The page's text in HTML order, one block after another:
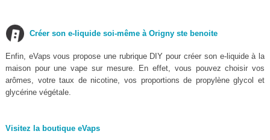
Créer son e-liquide soi-même à Origny ste benoite
Enfin, eVaps vous propose une rubrique DIY pour créer son e-liquide à la
maison pour une vape sur mesure. En effet, vous pouvez choisir vos
arômes, votre taux de nicotine, vos proportions de propylène glycol et
glycérine végétale.
Visitez la boutique eVaps